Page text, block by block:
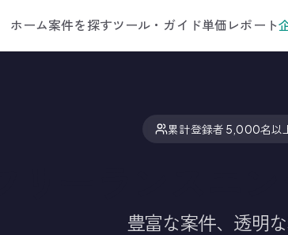
ホーム案件を探すツール・ガイド単価レポート
累計登録者 5,000名以
豊富な案件、透明